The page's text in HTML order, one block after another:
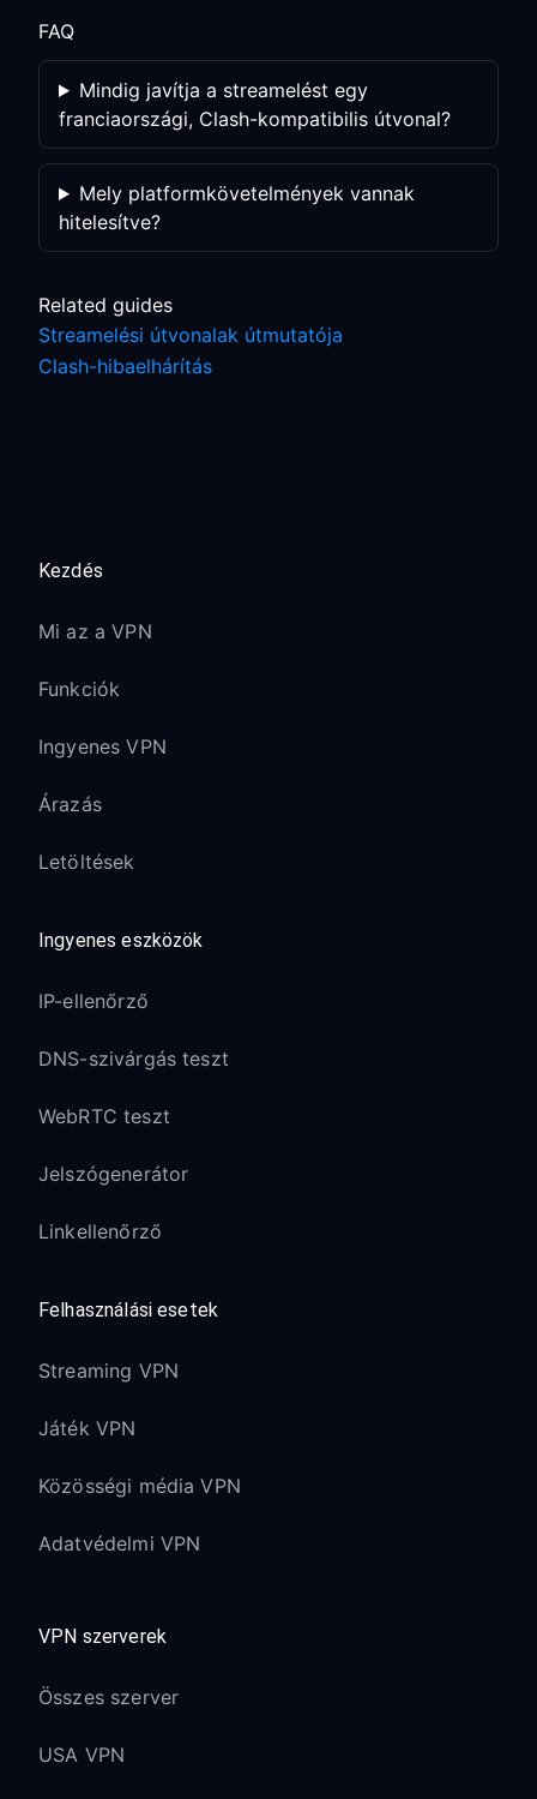
FAQ
Mindig javítja a streamelést egy
franciaországi, Clash-kompatibilis útvonal?
Mely platformkövetelmények vannak
hitelesítve?
Related guides
Streamelési útvonalak útmutatója
Clash-hibaelhárítás
Kezdés
Mi az a VPN
Funkciók
Ingyenes VPN
Árazás
Letöltések
Ingyenes eszközök
IP-ellenőrző
DNS-szivárgás teszt
WebRTC teszt
Jelszógenerátor
Linkellenőrző
Felhasználási esetek
Streaming VPN
Játék VPN
Közösségi média VPN
Adatvédelmi VPN
VPN szerverek
Összes szerver
USA VPN